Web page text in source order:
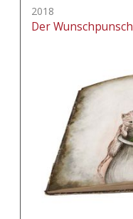
2018
Der Wunschpunsch